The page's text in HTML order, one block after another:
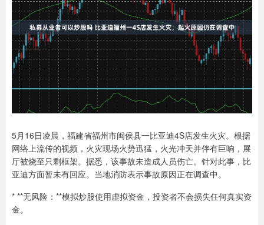
5月16日凌晨，福建省福州市闽侯县一比亚迪4S店发生火灾。根据
网络上流传的视频，火灾现场火势迅猛，火光冲天并伴有巨响，展
厅被烧至只剩框架。据悉，该事故未造成人员伤亡。针对此事，比
亚迪方面暂未有回应。当地消防表示事故原因正在调查中。
* **无风险：**模拟炒股使用虚拟资金，投资者不会损失任何真实资
金。